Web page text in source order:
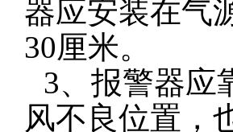
器应安装在气
30厘米。
3、报警器应
风不良位置，